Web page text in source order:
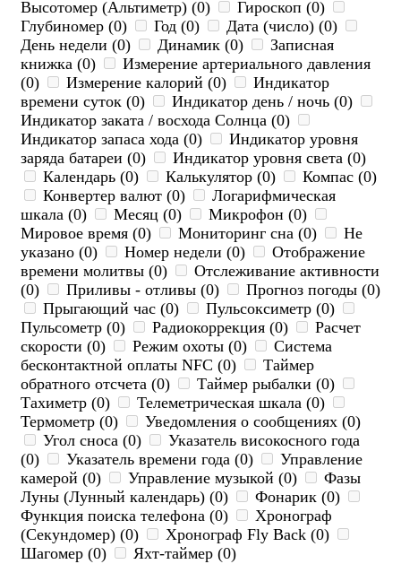
Высотомер (Альтиметр) (0)
Гироскоп (0)
Глубиномер (0)
Год (0)
Дата (число) (0)
День недели (0)
Динамик (0)
Записная
книжка (0)
Измерение артериального давления
(0)
Измерение калорий (0)
Индикатор
времени суток (0)
Индикатор день / ночь (0)
Индикатор заката / восхода Солнца (0)
Индикатор запаса хода (0)
Индикатор уровня
заряда батареи (0)
Индикатор уровня света (0)
Календарь (0)
Калькулятор (0)
Компас (0)
Конвертер валют (0)
Логарифмическая
шкала (0)
Месяц (0)
Микрофон (0)
Мировое время (0)
Мониторинг сна (0)
Не
указано (0)
Номер недели (0)
Отображение
времени молитвы (0)
Отслеживание активности
(0)
Приливы - отливы (0)
Прогноз погоды (0)
Прыгающий час (0)
Пульсоксиметр (0)
Пульсометр (0)
Радиокоррекция (0)
Расчет
скорости (0)
Режим охоты (0)
Система
бесконтактной оплаты NFC (0)
Таймер
обратного отсчета (0)
Таймер рыбалки (0)
Тахиметр (0)
Телеметрическая шкала (0)
Термометр (0)
Уведомления о сообщениях (0)
Угол сноса (0)
Указатель високосного года
(0)
Указатель времени года (0)
Управление
камерой (0)
Управление музыкой (0)
Фазы
Луны (Лунный календарь) (0)
Фонарик (0)
Функция поиска телефона (0)
Хронограф
(Секундомер) (0)
Хронограф Fly Back (0)
Шагомер (0)
Яхт-таймер (0)